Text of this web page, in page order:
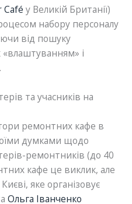
Café у Великій Британії)
набору персоналу
від пошуку
«влаштуванням» і
та учасників на
ремонтних кафе в
думками щодо
ремонтників (до 40
кафе це виклик, але
яке організовує
Ольга Іванченко